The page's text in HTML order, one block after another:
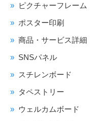
ピクチャーフレーム
ポスター印刷
商品・サービス詳細
SNSパネル
スチレンボード
タペストリー
ウェルカムボード